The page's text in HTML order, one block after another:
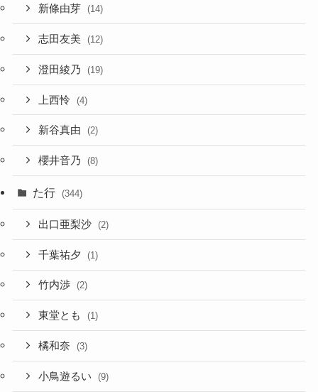
新條由芽 (14)
志田友美 (12)
澄田綾乃 (19)
上西怜 (4)
新谷真由 (2)
櫻井音乃 (8)
た行 (344)
出口亜梨沙 (2)
千葉祐夕 (1)
竹内渉 (2)
東堂とも (1)
橘和奈 (3)
小鳥遊るい (9)